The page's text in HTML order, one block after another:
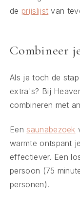
de prijslijst van
Combineer
Als je toch de
extra's? Bij
combineren met
Een saunabezoek
warmte ontspant
effectiever. Een
persoon (75
personen).